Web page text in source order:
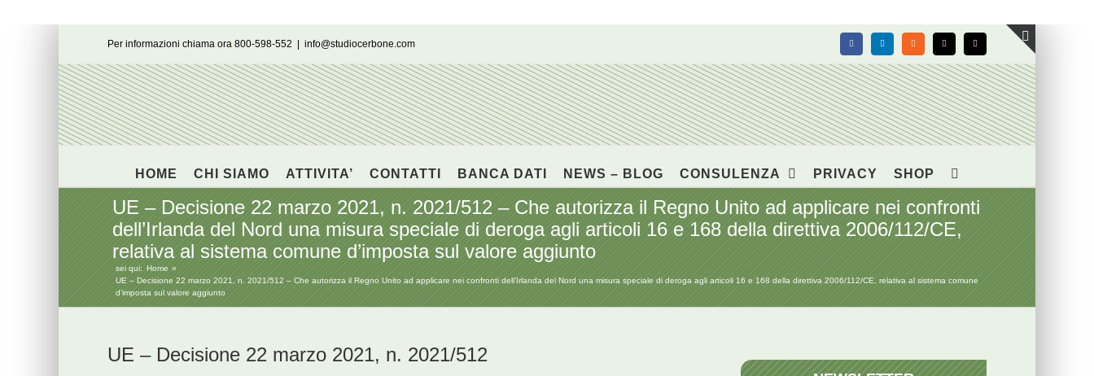
Per informazioni chiama ora 800-598-552 info@studiocerbone.com FacebookLinkedIn Rss X Email
HOME CHI SIAMO ATTIVITA’ CONTATTI BANCA DATI NEWS – BLOG CONSULENZA PRIVACY SHOP
UE – Decisione 22 marzo 2021, n. 2021/512 – Che autorizza il Regno Unito ad applicare nei confronti
dell’Irlanda del Nord una misura speciale di deroga agli articoli 16 e 168 della direttiva 2006/112/CE,
relativa al sistema comune d’imposta sul valore aggiunto
sei qui: Home
UE – Decisione 22 marzo 2021, n. 2021/512 – Che autorizza il Regno Unito ad applicare nei confronti dell’Irlanda del Nord una misura speciale di deroga agli articoli 16 e 168 della direttiva 2006/112/CE, relativa al sistema comune
d’imposta sul valore aggiunto
UE – Decisione 22 marzo 2021, n. 2021/512
Toggle
area
barra
scorrevole